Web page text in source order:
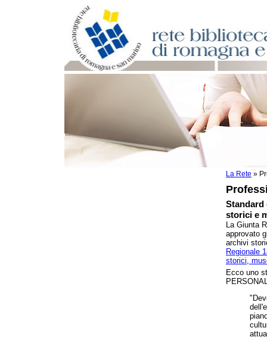
La Rete »
Standard
storici e
La Giunta
approvato
archivi
Regionale
storici,
Ecco uno